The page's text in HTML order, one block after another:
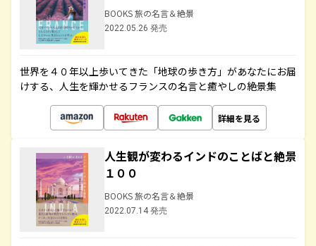
BOOKS 旅の名言＆絶景
2022.05.26 発売
世界を４０年以上歩いてきた「地球の歩き方」があなたにお届
けする、人生を輝かせるフランスの名言と癒やしの絶景集
詳細を見る
人生観が変わるインドのことばと絶景
１００
BOOKS 旅の名言＆絶景
2022.07.14 発売